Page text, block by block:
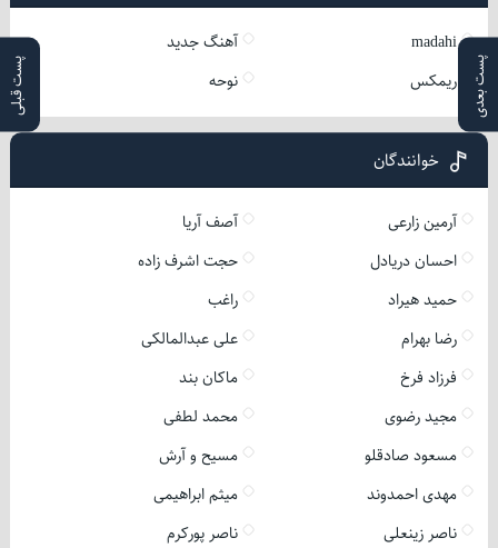
پست بعدی پست قبلی
madahi
آهنگ جدید
ریمکس
نوحه
خوانندگان
آرمین زارعی
آصف آریا
احسان دریادل
حجت اشرف زاده
حمید هیراد
راغب
رضا بهرام
علی عبدالمالکی
فرزاد فرخ
ماکان بند
مجید رضوی
محمد لطفی
مسعود صادقلو
مسیح و آرش
مهدی احمدوند
میثم ابراهیمی
ناصر زینعلی
ناصر پورکرم